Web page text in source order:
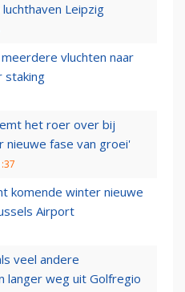
Leipzig
vluchten naar
staking
het roer over bij
nieuwe fase van groei'
komende winter nieuwe
Airport
veel andere
langer weg uit Golfregio